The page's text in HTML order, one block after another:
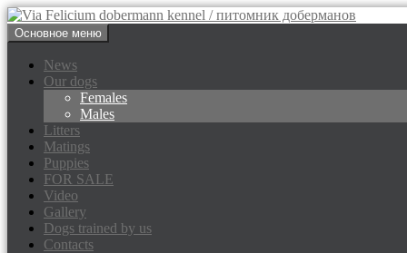
Via Felicium dobermann
Основное меню
к
News
Our dogs
Females
Males
Litters
Matings
Puppies
FOR SALE
Video
Gallery
Dogs trained by us
Contacts